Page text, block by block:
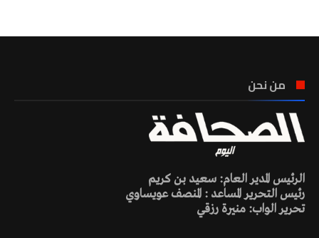
من نحن
الرئيس المدير العام: سعيد بن كريم
رئيس التحرير المساعد : المنصف عويساوي
تحرير الواب: منيرة رزقي